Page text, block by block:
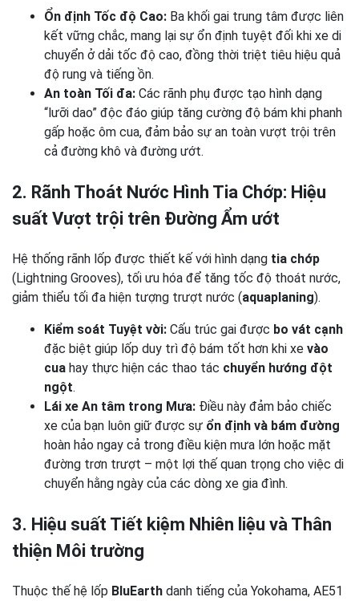
Ổn định Tốc độ Cao: Ba khối gai trung tâm được liên
kết vững chắc, mang lại sự ổn định tuyệt đối khi xe di
chuyển ở dải tốc độ cao, đồng thời triệt tiêu hiệu quả
độ rung và tiếng ồn.
An toàn Tối đa: Các rãnh phụ được tạo hình dạng
“lưỡi dao” độc đáo giúp tăng cường độ bám khi phanh
gấp hoặc ôm cua, đảm bảo sự an toàn vượt trội trên
cả đường khô và đường ướt.
2. Rãnh Thoát Nước Hình Tia Chớp: Hiệu
suất Vượt trội trên Đường Ẩm ướt
Hệ thống rãnh lốp được thiết kế với hình dạng tia chớp
(Lightning Grooves), tối ưu hóa để tăng tốc độ thoát nước,
giảm thiểu tối đa hiện tượng trượt nước (aquaplaning).
Kiểm soát Tuyệt vời: Cấu trúc gai được bo vát cạnh
đặc biệt giúp lốp duy trì độ bám tốt hơn khi xe vào
cua hay thực hiện các thao tác chuyển hướng đột
ngột.
Lái xe An tâm trong Mưa: Điều này đảm bảo chiếc
xe của bạn luôn giữ được sự ổn định và bám đường
hoàn hảo ngay cả trong điều kiện mưa lớn hoặc mặt
đường trơn trượt – một lợi thế quan trọng cho việc di
chuyển hằng ngày của các dòng xe gia đình.
3. Hiệu suất Tiết kiệm Nhiên liệu và Thân
thiện Môi trường
Thuộc thế hệ lốp BluEarth danh tiếng của Yokohama, AE51